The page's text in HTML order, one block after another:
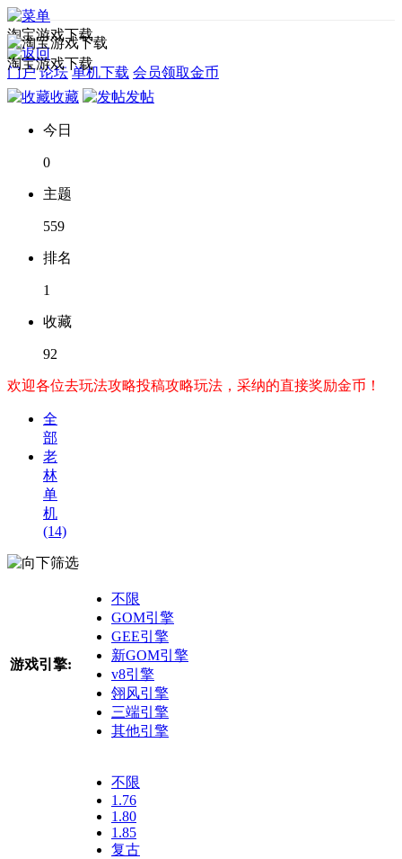
淘宝游戏下载
门户 论坛 单机下载 会员领取金币
淘宝游戏下载
收藏 发帖
今日
0
主题
559
排名
1
收藏
92
欢迎各位去玩法攻略投稿攻略玩法，采纳的直接奖励金币！
全
部
老
林
单
机
(14)
筛选
游戏引擎:
不限
GOM引擎
GEE引擎
新GOM引擎
v8引擎
翎风引擎
三端引擎
其他引擎
不限
1.76
1.80
1.85
复古